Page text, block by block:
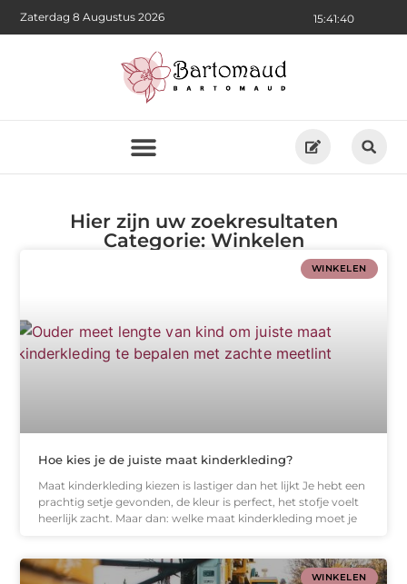
15:41:43
Zaterdag 8 Augustus 2026
Hier zijn uw zoekresultaten
Categorie: Winkelen
WINKELEN
Hoe kies je de juiste maat kinderkleding?
Maat kinderkleding kiezen is lastiger dan het lijkt Je hebt een
prachtig setje gevonden, de kleur is perfect, het stofje voelt
heerlijk zacht. Maar dan: welke maat kinderkleding moet je
WINKELEN